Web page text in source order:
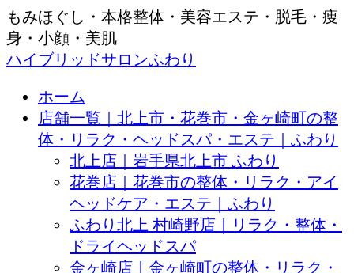
もみほぐし・本格整体・美容エステ・脱毛・痩
身・小顔・美肌
ハイブリッドサロンふわり
ホーム
店舗一覧｜北上市・花巻市・金ヶ崎町の整
体・リラク・ヘッドスパ・エステ｜ふわり
北上店｜岩手県北上市 ふわり
花巻店｜花巻市の整体・リラク・アイ
ヘッドケア・エステ｜ふわり
ふわり北上 村崎野店｜リラク・整体・
ドライヘッドスパ
金ヶ崎店｜金ヶ崎町の整体・リラク・